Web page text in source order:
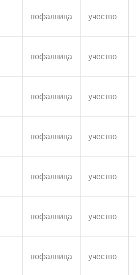
пофалница учество
пофалница учество
пофалница учество
пофалница учество
пофалница учество
пофалница учество
пофалница учество